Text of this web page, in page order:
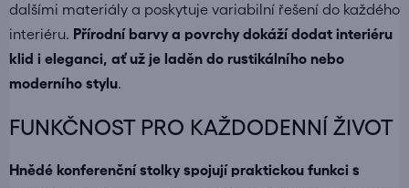
dalšími materiály a poskytuje variabilní řešení do každého
interiéru. Přírodní barvy a povrchy dokáží dodat interiéru
klid i eleganci, ať už je laděn do rustikálního nebo
moderního stylu.
FUNKČNOST PRO KAŽDODENNÍ ŽIVOT
Hnědé konferenční stolky spojují praktickou funkci s